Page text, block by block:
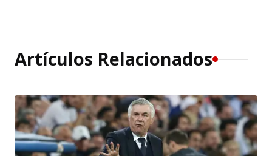
Artículos Relacionados